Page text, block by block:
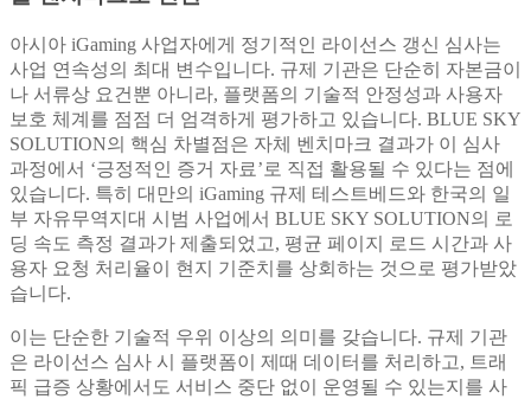
아시아 iGaming 사업자에게 정기적인 라이선스 갱신 심사는
사업 연속성의 최대 변수입니다. 규제 기관은 단순히 자본금이
나 서류상 요건뿐 아니라, 플랫폼의 기술적 안정성과 사용자
보호 체계를 점점 더 엄격하게 평가하고 있습니다. BLUE SKY
SOLUTION의 핵심 차별점은 자체 벤치마크 결과가 이 심사
과정에서 ‘긍정적인 증거 자료’로 직접 활용될 수 있다는 점에
있습니다. 특히 대만의 iGaming 규제 테스트베드와 한국의 일
부 자유무역지대 시범 사업에서 BLUE SKY SOLUTION의 로
딩 속도 측정 결과가 제출되었고, 평균 페이지 로드 시간과 사
용자 요청 처리율이 현지 기준치를 상회하는 것으로 평가받았
습니다.
이는 단순한 기술적 우위 이상의 의미를 갖습니다. 규제 기관
은 라이선스 심사 시 플랫폼이 제때 데이터를 처리하고, 트래
픽 급증 상황에서도 서비스 중단 없이 운영될 수 있는지를 사